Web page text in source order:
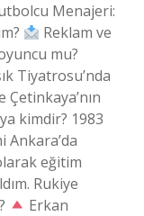
Menajeri:
Reklam ve
mu?
Tiyatrosu’nda
kimdir? 1983
Ankara’da
eğitim
Rukiye
Erkan